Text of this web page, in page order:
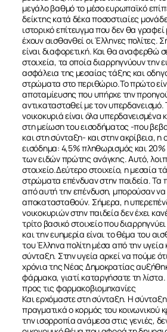
μεγάλο βαθμό το μέσο ευρωπαϊκό
δείκτης κατά δέκα ποσοστιαίες
ιστορικό επίτευγμα που δεν θα
έχουν αισθανθεί οι Έλληνες πολίτες.
είναι διαφορετική. Και θα αναφερθώ
στοιχεία, τα οποία διαρρηγνύουν την
ασφάλεια της μεσαίας τάξης και
στρώματα στο περιθώριο.Το πρώτο
αποταμίευσης που υπήρχε την
αντικατασταθεί με τον υπερδανεισμό.
νοικοκυριά είναι όλα υπερδανεισμένα
στη μείωση του εισοδήματος -που
και στη σύνταξη- και στην ακρίβεια, η
εισόδημα: 4,5% πληθωρισμός και
των ειδών πρώτης ανάγκης. Αυτό,
στοιχείο.Δεύτερο στοιχείο, η μεσαία
στρώματα επένδυαν στην παιδεία. Τα
από αυτή την επένδυση, μπορούσαν να
αποκατασταθούν. Σήμερα, η
νοικοκυριών στην παιδεία δεν έχει
τρίτο βασικό στοιχείο που
και την ευημερία είναι το θέμα του
του Έλληνα πολίτη μέσα από την
σύνταξη. Στην υγεία αρκεί να πούμε
χρόνια της Νέας Δημοκρατίας
φάρμακα, γιατί καταργήσατε τη
προς τις φαρμακοβιομηχανίες
Και ερχόμαστε στη σύνταξη. Η σύνταξη
πραγματικά ο κορμός του κοινωνικού
την ισορροπία ανάμεσα στις γενιές,